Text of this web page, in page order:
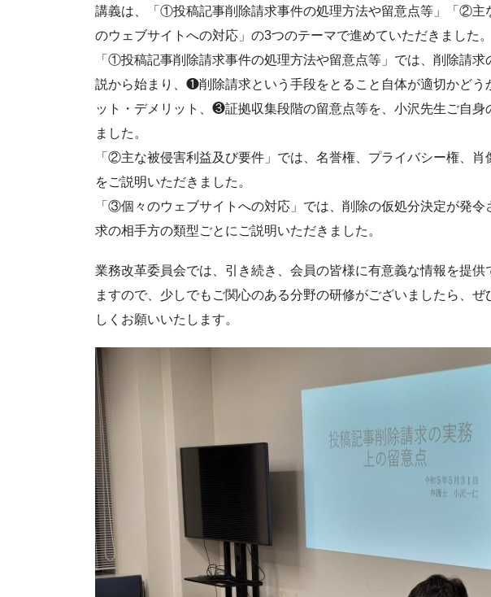
講義は、「①投稿記事削除請求事件の処理方法や留意点等」「②主
のウェブサイトへの対応」の3つのテーマで進めていただきました。
「①投稿記事削除請求事件の処理方法や留意点等」では、削除請
説から始まり、❶削除請求という手段をとること自体が適切かど
ット・デメリット、❸証拠収集段階の留意点等を、小沢先生ご自身
ました。
「②主な被侵害利益及び要件」では、名誉権、プライバシー権、
をご説明いただきました。
「③個々のウェブサイトへの対応」では、削除の仮処分決定が発
求の相手方の類型ごとにご説明いただきました。
業務改革委員会では、引き続き、会員の皆様に有意義な情報を提供
ますので、少しでもご関心のある分野の研修がございましたら、
しくお願いいたします。